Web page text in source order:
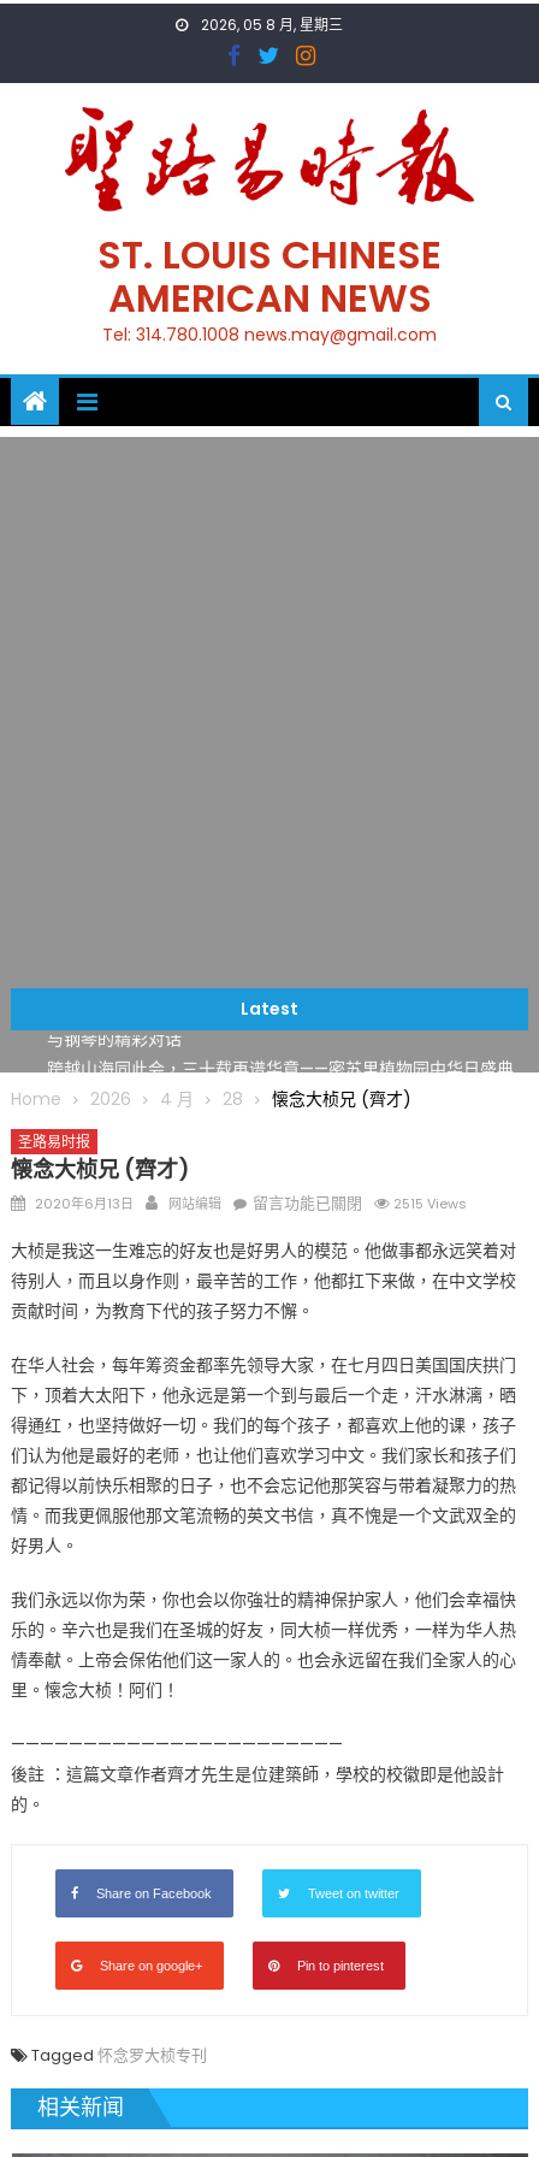
2026, 05 8 月, 星期三
ST. LOUIS CHINESE
AMERICAN NEWS
Tel: 314.780.1008 news.may@gmail.com
Latest
筝声与琴韵交汇：刘励(Li Statler)与钢琴家Darek演绎一场古筝
与钢琴的精彩对话
跨越山海同此会，三十载再谱华章——密苏里植物园中华日盛典
圆满举行
趣 + 水上竞速魅力
三十二载跨越时空的相逢
执掌密苏里植物园近四十年 致力推动全球植物多样性研究与中美
合作 Peter Raven 博士逝世 享年89岁
一晃三十年，初夏又相逢。中华日，等你来赴约 —— 密苏里植物
园“中华日三十周年特别报道（五）
与钢琴的精彩对话
Home 2026 4 月 28 懐念大桢兄 (齊才)
圣路易时报
懐念大桢兄 (齊才)
Posted
2020年6月13日 Author
网站编辑
在
念
大
桢
(齊
才)〉
中
留言功能已關閉 2515 Views
大桢是我这一生难忘的好友也是好男人的模范。他做事都永远笑着对
待别人，而且以身作则，最辛苦的工作，他都扛下来做，在中文学校
贡献时间，为教育下代的孩子努力不懈。
在华人社会，每年筹资金都率先领导大家，在七月四日美国国庆拱门
下，顶着大太阳下，他永远是第一个到与最后一个走，汗水淋漓，晒
得通红，也坚持做好一切。我们的每个孩子，都喜欢上他的课，孩子
们认为他是最好的老师，也让他们喜欢学习中文。我们家长和孩子们
都记得以前快乐相聚的日子，也不会忘记他那笑容与带着凝聚力的热
情。而我更佩服他那文笔流畅的英文书信，真不愧是一个文武双全的
好男人。
我们永远以你为荣，你也会以你強壮的精神保护家人，他们会幸福快
乐的。辛六也是我们在圣城的好友，同大桢一样优秀，一样为华人热
情奉献。上帝会保佑他们这一家人的。也会永远留在我们全家人的心
里。懐念大桢！阿们！
———————————————————————
後註 ：這篇文章作者齊才先生是位建築師，學校的校徽即是他設計
的。
Share on Facebook Tweet on twitter
Share on google+ Pin to pinterest
Tagged 怀念罗大桢专刊
相关新闻